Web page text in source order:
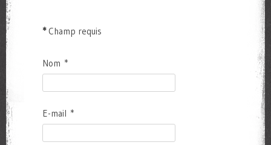
*Champ requis
Nom *
E-mail *